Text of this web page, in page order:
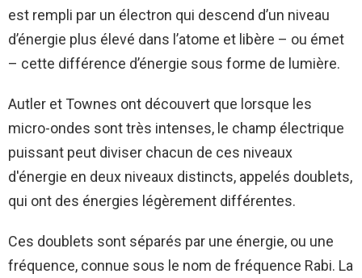
est rempli par un électron qui descend d’un niveau
d’énergie plus élevé dans l’atome et libère – ou émet
– cette différence d’énergie sous forme de lumière.
Autler et Townes ont découvert que lorsque les
micro-ondes sont très intenses, le champ électrique
puissant peut diviser chacun de ces niveaux
d'énergie en deux niveaux distincts, appelés doublets,
qui ont des énergies légèrement différentes.
Ces doublets sont séparés par une énergie, ou une
fréquence, connue sous le nom de fréquence Rabi. La